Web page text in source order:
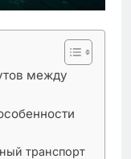
между
транспорт